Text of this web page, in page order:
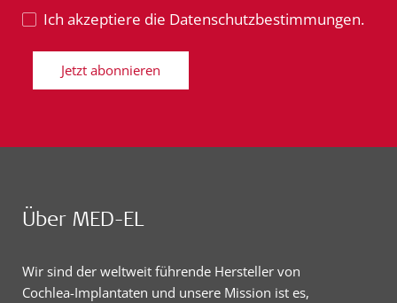
Ich akzeptiere die Datenschutzbestimmungen.
Jetzt abonnieren
Über MED-EL
Wir sind der weltweit führende Hersteller von
Cochlea-Implantaten und unsere Mission ist es,